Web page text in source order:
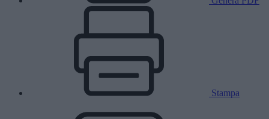
Stampa